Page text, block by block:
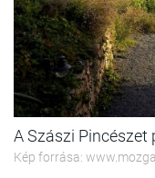
A Szászi Pincészet
Kép forrása: